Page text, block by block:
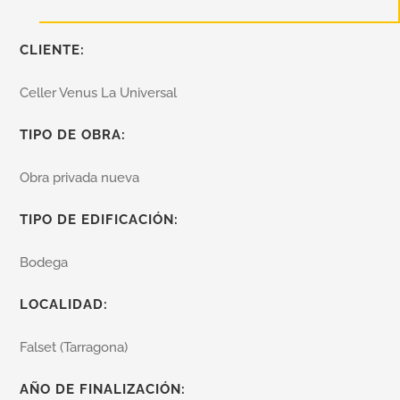
CLIENTE:
Celler Venus La Universal
TIPO DE OBRA:
Obra privada nueva
TIPO DE EDIFICACIÓN:
Bodega
LOCALIDAD:
Falset (Tarragona)
AÑO DE FINALIZACIÓN: